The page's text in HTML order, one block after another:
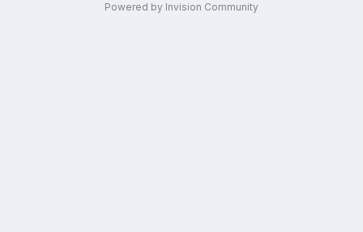
Powered by Invision Community